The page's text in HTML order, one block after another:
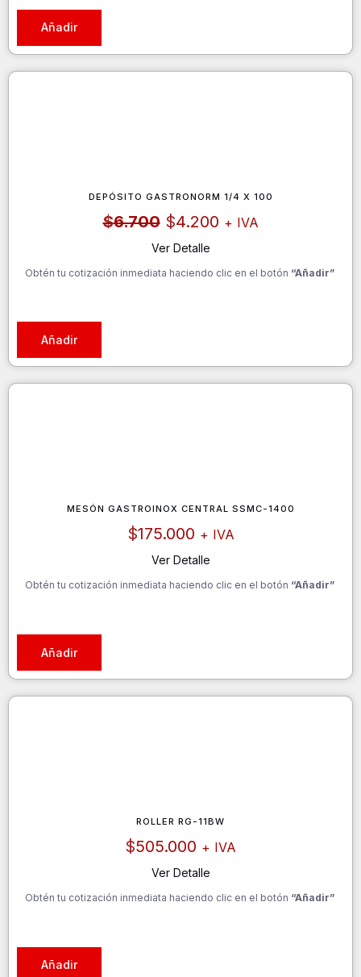
Añadir
DEPÓSITO GASTRONORM 1/4 X 100
$6.700 precio
original
$6.700.
$4.200precio
$4.200.
+ IVA
Ver Detalle
Obtén tu cotización inmediata haciendo clic en el botón “Añadir”
Añadir
MESÓN GASTROINOX CENTRAL SSMC-1400
$175.000 + IVA
Ver Detalle
Obtén tu cotización inmediata haciendo clic en el botón “Añadir”
Añadir
ROLLER RG-11BW
$505.000 + IVA
Ver Detalle
Obtén tu cotización inmediata haciendo clic en el botón “Añadir”
Añadir